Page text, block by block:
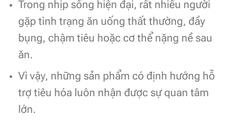
Trong nhịp sống hiện đại, rất nhiều người
gặp tình trạng ăn uống thất thường, đầy
bụng, chậm tiêu hoặc cơ thể nặng nề sau
ăn.
Vì vậy, những sản phẩm có định hướng hỗ
trợ tiêu hóa luôn nhận được sự quan tâm
lớn.